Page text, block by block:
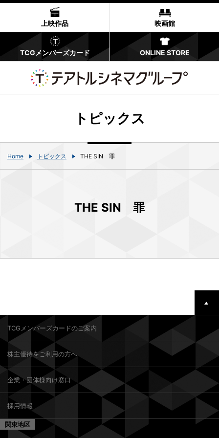
上映作品 映画館
TCGメンバーズカード ONLINE STORE
トピックス
Home トピックス THE SIN 罪
THE SIN 罪
TCGメンバーズカードのご案内
株主優待をご利用の方へ
企業・団体様向け窓口
採用情報
関東地区